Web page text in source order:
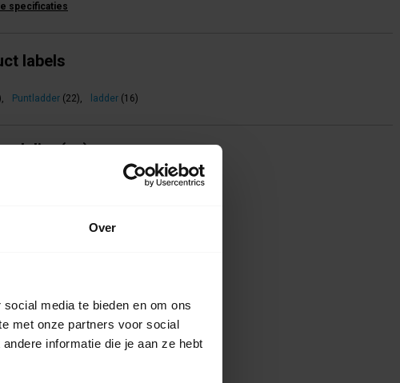
Over
media te bieden en om ons
met onze partners voor social
informatie die je aan ze hebt
specificaties
labels
, Puntladder (22), ladder (16)
eerste voor dit product een beoordeling